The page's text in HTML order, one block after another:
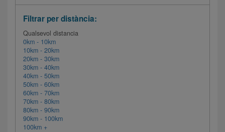
Filtrar per distància:
Qualsevol distancia
0km - 10km
10km - 20km
20km - 30km
30km - 40km
40km - 50km
50km - 60km
60km - 70km
70km - 80km
80km - 90km
90km - 100km
100km +